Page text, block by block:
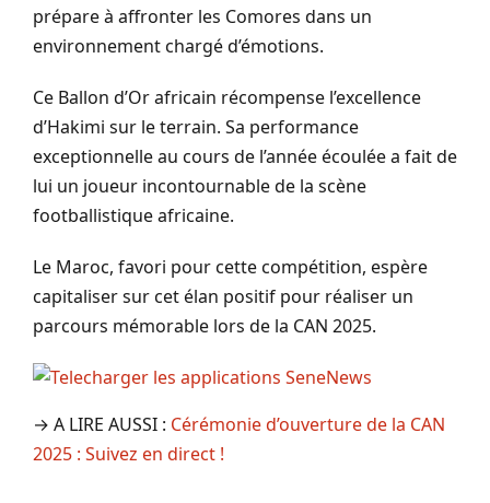
prépare à affronter les Comores dans un
environnement chargé d’émotions.
Ce Ballon d’Or africain récompense l’excellence
d’Hakimi sur le terrain. Sa performance
exceptionnelle au cours de l’année écoulée a fait de
lui un joueur incontournable de la scène
footballistique africaine.
Le Maroc, favori pour cette compétition, espère
capitaliser sur cet élan positif pour réaliser un
parcours mémorable lors de la CAN 2025.
→ A LIRE AUSSI : Cérémonie d’ouverture de la CAN
2025 : Suivez en direct !